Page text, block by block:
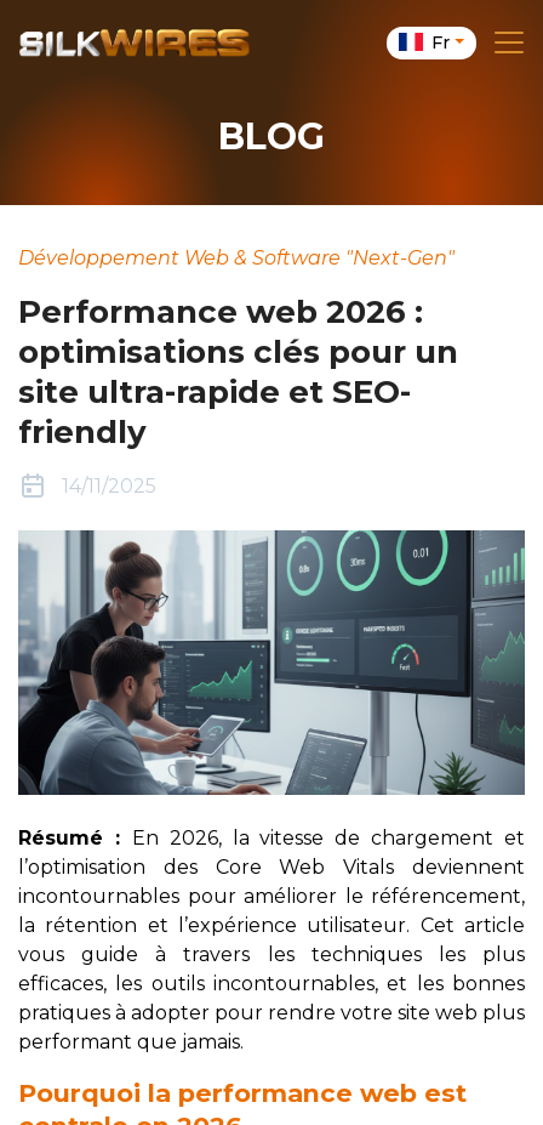
Fr
BLOG
Développement Web & Software "Next-Gen"
Performance web 2026 :
optimisations clés pour un
site ultra-rapide et SEO-
friendly
14/11/2025
Résumé :
En 2026, la vitesse de chargement et
l’optimisation des Core Web Vitals deviennent
incontournables pour améliorer le référencement,
la rétention et l’expérience utilisateur. Cet article
vous guide à travers les techniques les plus
efficaces, les outils incontournables, et les bonnes
pratiques à adopter pour rendre votre site web plus
performant que jamais.
Pourquoi la performance web est